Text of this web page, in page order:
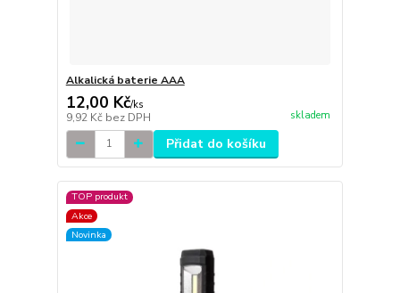
Alkalická baterie AAA
12,00 Kč/ks
9,92 Kč bez DPH skladem
Přidat do košíku
TOP produkt
Akce
Novinka